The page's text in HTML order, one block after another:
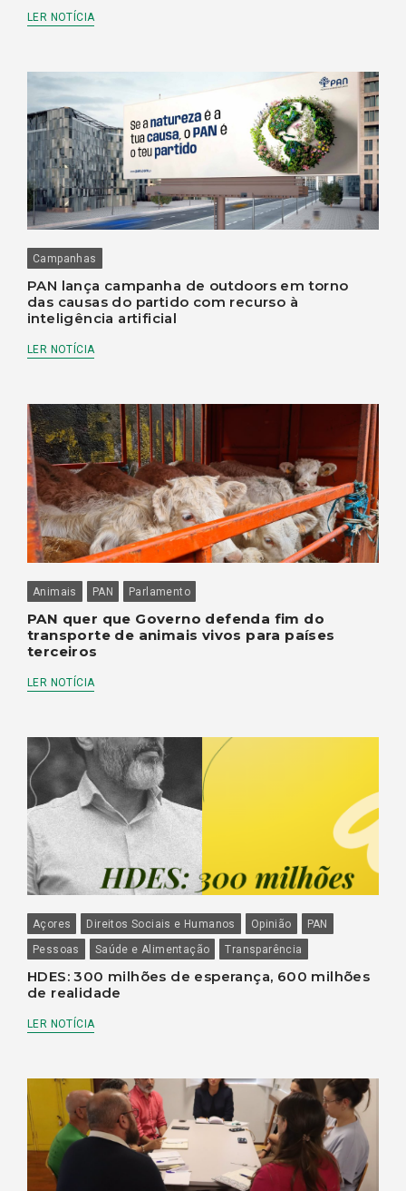
LER NOTÍCIA
Campanhas
PAN lança campanha de outdoors em torno
das causas do partido com recurso à
inteligência artificial
LER NOTÍCIA
Animais PAN Parlamento
PAN quer que Governo defenda fim do
transporte de animais vivos para países
terceiros
LER NOTÍCIA
Açores Direitos Sociais e Humanos Opinião
PAN
Pessoas
Saúde e Alimentação Transparência
HDES: 300 milhões de esperança, 600 milhões
de realidade
LER NOTÍCIA